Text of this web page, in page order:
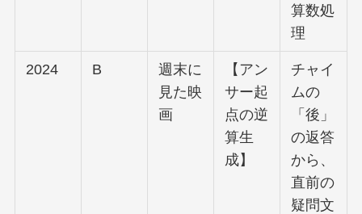
算数処
理
2024 B
週末に
見た映
画
【アン
サー起
点の逆
算生
成】
チャイ
ムの
「後」
の返答
から、
直前の
疑問文